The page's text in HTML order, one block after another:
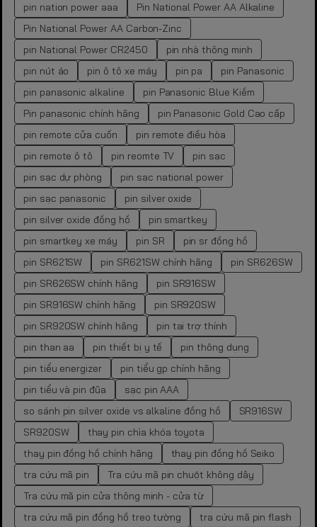
pin nation power aaa
Pin National Power AA Alkaline
Pin National Power AA Carbon-Zinc
pin National Power CR2450
pin nhà thông minh
pin nút áo
pin ô tô xe máy pin pa
pin Panasonic
pin panasonic alkaline
pin Panasonic Blue Kiềm
Pin panasonic chính hãng
pin Panasonic Gold Cao cấp
pin remote cửa cuốn
pin remote điều hòa
pin remote ô tô
pin reomte TV
pin sạc
pin sạc dự phòng
pin sạc national power
pin sạc panasonic
pin silver oxide
pin silver oxide đồng hồ
pin smartkey
pin smartkey xe máy
pin SR
pin sr đồng hồ
pin SR621SW
pin SR621SW chính hãng
pin SR626SW
pin SR626SW chính hãng
pin SR916SW
pin SR916SW chính hãng
pin SR920SW
pin SR920SW chính hãng
pin tai trợ thính
pin than aa
pin thiết bị y tế
pin thông dụng
pin tiểu energizer
pin tiểu gp chính hãng
pin tiểu và pin đũa
sạc pin AAA
so sánh pin silver oxide vs alkaline đồng hồ
SR916SW
SR920SW
thay pin chìa khóa toyota
thay pin đồng hồ chính hãng
thay pin đồng hồ Seiko
tra cứu mã pin
Tra cứu mã pin chuột không dây
Tra cứu mã pin cửa thông minh - cửa từ
tra cứu mã pin đồng hồ treo tường
tra cứu mã pin flash